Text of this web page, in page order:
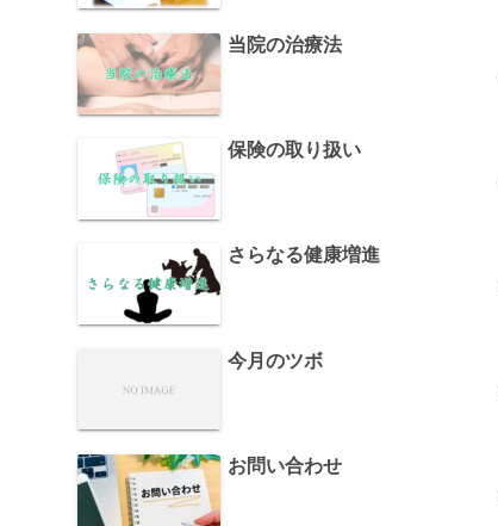
当院の治療法
保険の取り扱い
さらなる健康増進
今月のツボ
お問い合わせ